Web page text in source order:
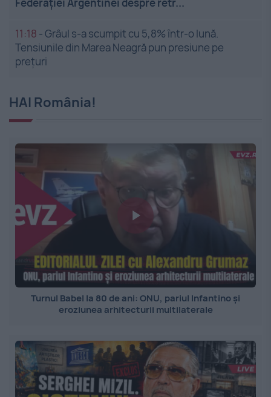
11:18 -Grâul s-a scumpit cu 5,8% într-o lună.
Tensiunile din Marea Neagră pun presiune pe
prețuri
HAI România!
Turnul Babel la 80 de ani: ONU, pariul Infantino și
eroziunea arhitecturii multilaterale